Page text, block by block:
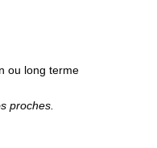
ou long terme
proches.